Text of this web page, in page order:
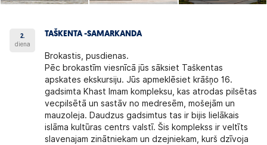
2.
diena
TAŠKENTA -SAMARKANDA
Brokastis, pusdienas.
Pēc brokastīm viesnīcā jūs sāksiet Taškentas
apskates ekskursiju. Jūs apmeklēsiet krāšņo 16.
gadsimta Khast Imam kompleksu, kas atrodas pilsētas
vecpilsētā un sastāv no medresēm, mošejām un
mauzoleja. Daudzus gadsimtus tas ir bijis lielākais
islāma kultūras centrs valstī. Šis komplekss ir veltīts
slavenajam zinātniekam un dzejniekam, kurš dzīvoja